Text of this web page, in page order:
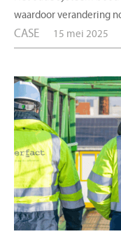
waardoor verandering
CASE 15 mei 2025